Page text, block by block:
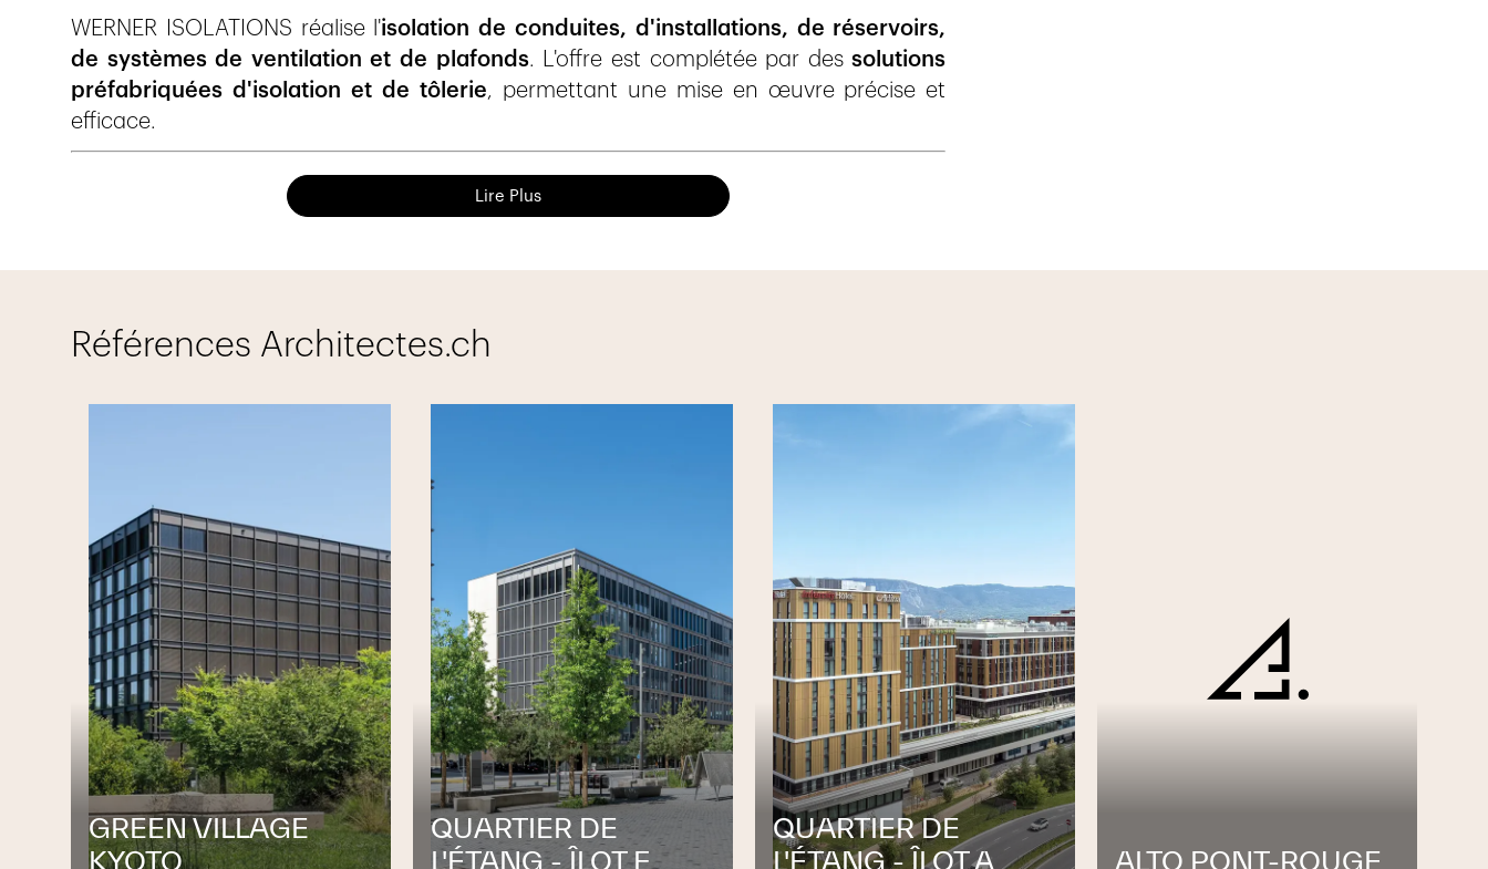
WERNER ISOLATIONS réalise l'isolation de conduites, d'installations, de réservoirs,
de systèmes de ventilation et de plafonds. L'offre est complétée par dessolutions
préfabriquées d'isolation et de tôlerie, permettant une mise en œuvre précise et
efficace.
ISOLATION THERMIQUE, FRIGORIFIQUE ET ACOUSTIQUE
et acoustiquepour les installations de chauffage, de refroidissement, de process et de
contribuent à l' efficacité énergétique, à la
isolations industrielles
installations, des réservoirs et des réseaux de conduites dans des environnements
industriels. L'objectif est deréduire les pertes de chaleur
et d'améliorer la
protection des personnes et des installations
PROTECTION INCENDIE PASSIVE
WERNER ISOLATIONS réalise des
cloisonnements et des systèmes de protection
incendie passiveafin delimiter la propagation du feu et des fumées
et de garantir
le respect desprescriptions en vigueur.
PARTENAIRE D'EXÉCUTION
Lire Plus
Références Architectes.ch
GREEN VILLAGE
KYOTO
QUARTIER DE
L'ÉTANG - ÎLOT F
QUARTIER DE
L'ÉTANG - ÎLOT A
ALTO PONT-ROUGE